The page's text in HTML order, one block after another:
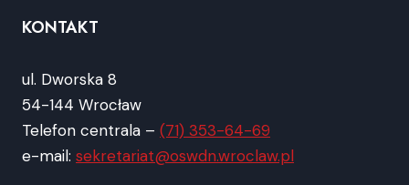
KONTAKT
ul. Dworska 8
54-144 Wrocław
Telefon centrala – (71) 353-64-69
e-mail: sekretariat@oswdn.wroclaw.pl